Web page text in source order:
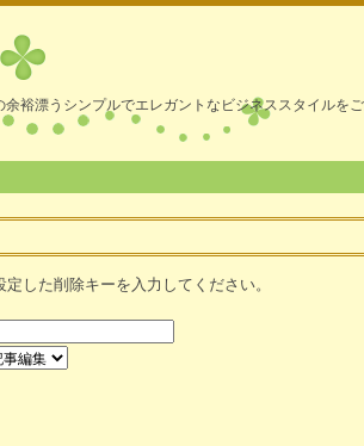
余裕漂うシンプルでエレガントなビジネススタイルを
定した削除キーを入力してください。